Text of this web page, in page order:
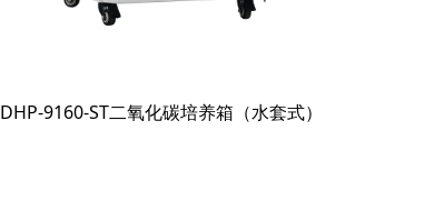
DHP-9160-ST二氧化碳培养箱（水套式）